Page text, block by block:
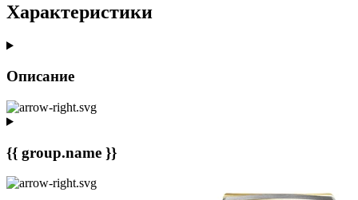
Характеристики
Описание
{{ group.name }}